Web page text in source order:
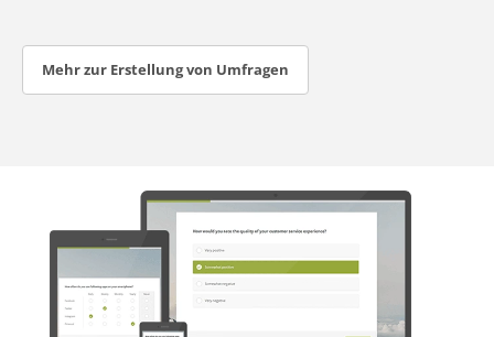
Mehr zur Erstellung von Umfragen